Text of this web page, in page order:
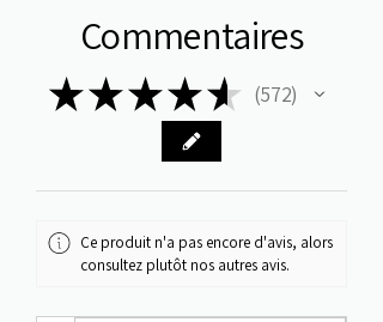
Commentaires
★★★★★ 572
572
Ce produit n'a pas encore d'avis, alors
consultez plutôt nos autres avis.